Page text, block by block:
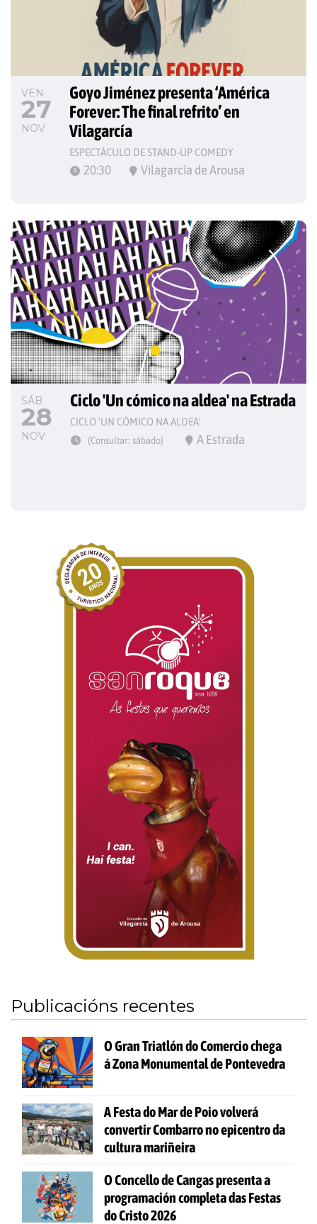
VEN
27
NOV
Goyo Jiménez presenta ‘América
Forever: The final refrito’ en
Vilagarcía
ESPECTÁCULO DE STAND-UP COMEDY
20:30 Vilagarcía de Arousa
SÁB
28
NOV
Ciclo 'Un cómico na aldea' na Estrada
CICLO 'UN CÓMICO NA ALDEA'
(Consultar: sábado) A Estrada
Publicacións recentes
O Gran Triatlón do Comercio chega
á Zona Monumental de Pontevedra
A Festa do Mar de Poio volverá
convertir Combarro no epicentro da
cultura mariñeira
O Concello de Cangas presenta a
programación completa das Festas
do Cristo 2026